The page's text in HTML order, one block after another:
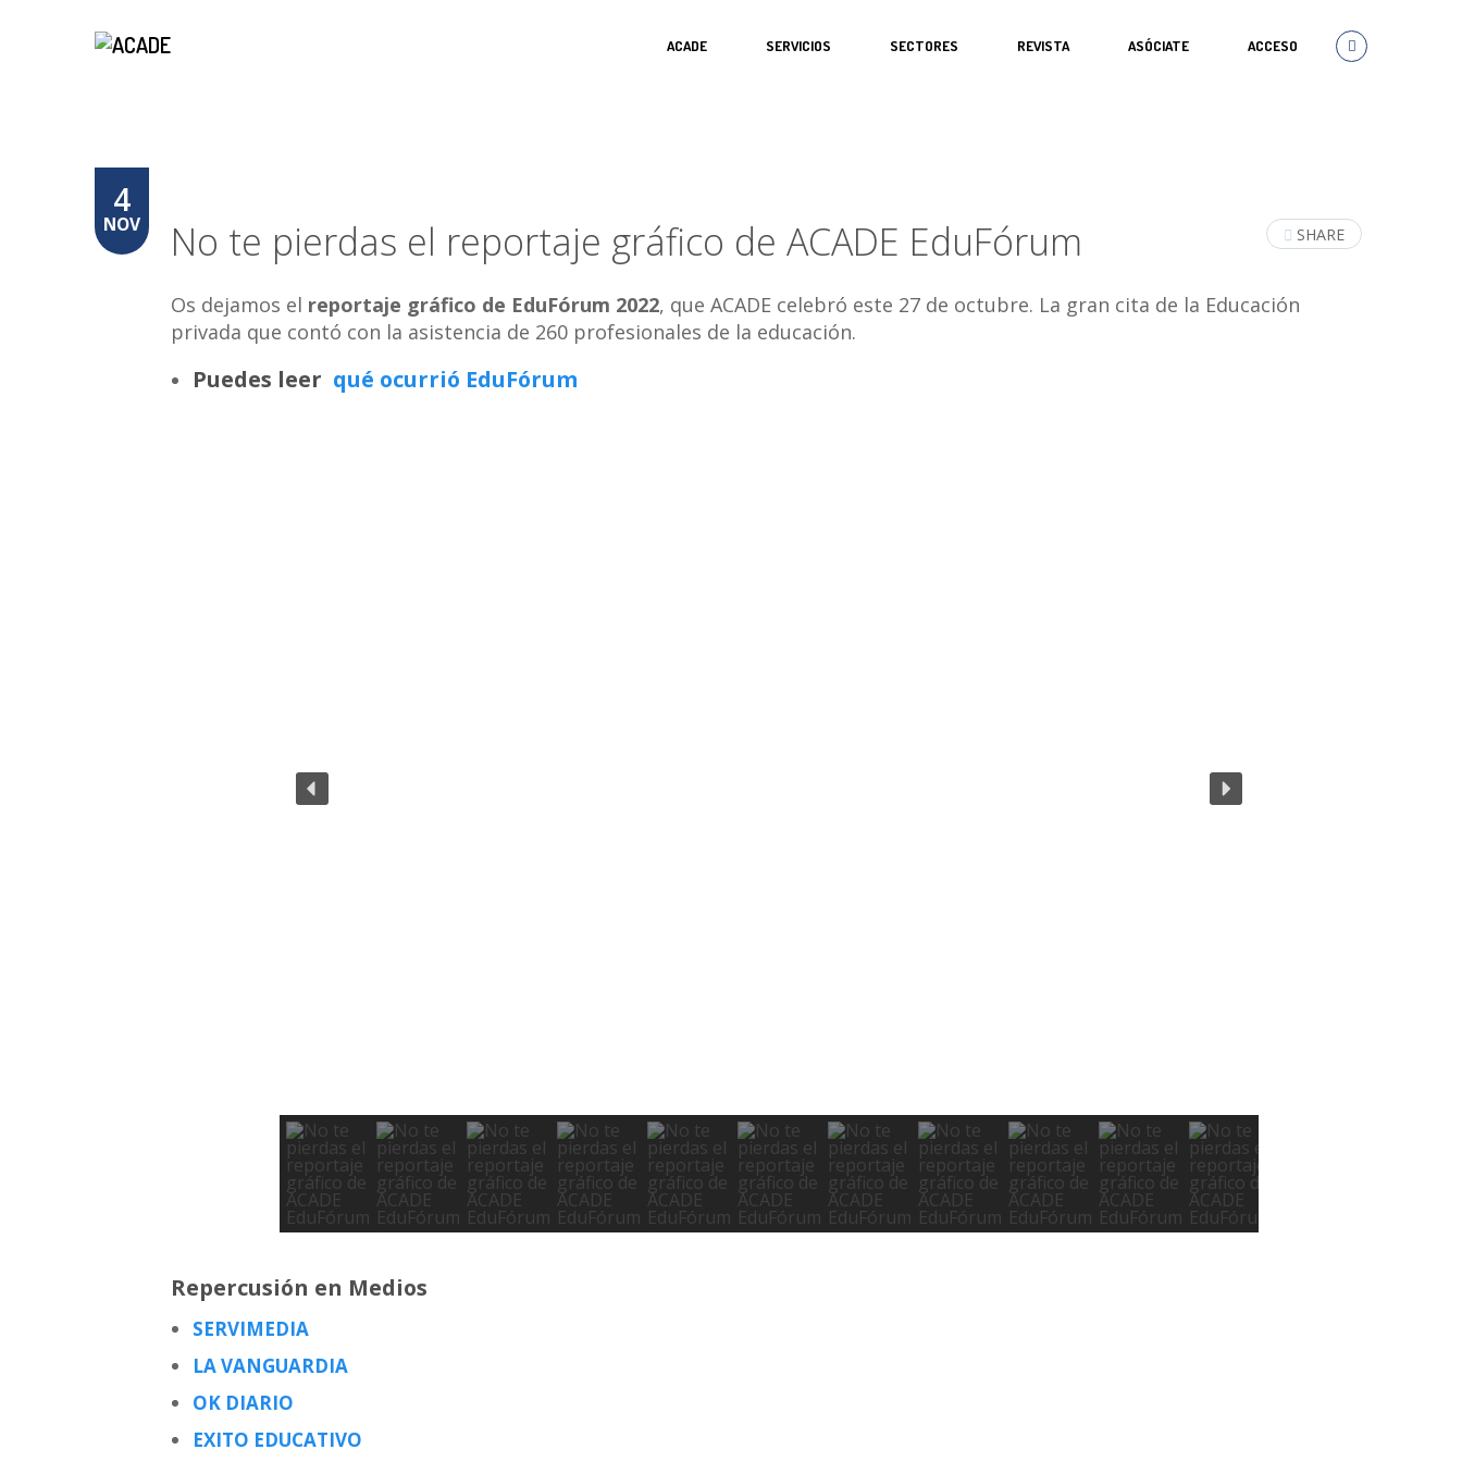
ACADE SERVICIOS SECTORES REVISTA ASÓCIATE ACCESO
4
NOV SHARE
No te pierdas el reportaje gráfico de ACADE EduFórum
Os dejamos el reportaje gráfico de EduFórum 2022, que ACADE celebró este 27 de octubre. La gran cita de la Educación
privada que contó con la asistencia de 260 profesionales de la educación.
Puedes leer qué ocurrió EduFórum
Repercusión en Medios
SERVIMEDIA
LA VANGUARDIA
OK DIARIO
EXITO EDUCATIVO